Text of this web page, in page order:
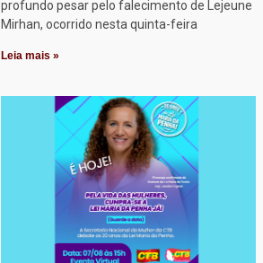
profundo pesar pelo falecimento de Lejeune
Mirhan, ocorrido nesta quinta-feira
Leia mais »